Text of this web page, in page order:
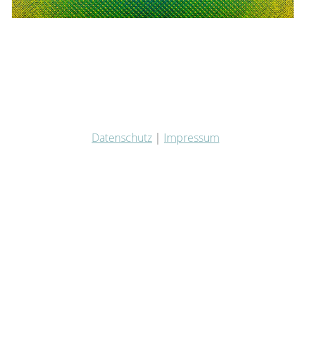
Datenschutz | Impressum